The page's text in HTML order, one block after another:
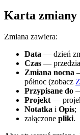
Karta zmiany
Zmiana zawiera:
Data — dzień
Czas —
Zmiana nocna
północ (zobacz
Przypisane do
Projekt—
Notatka i Opis;
załączone pliki.